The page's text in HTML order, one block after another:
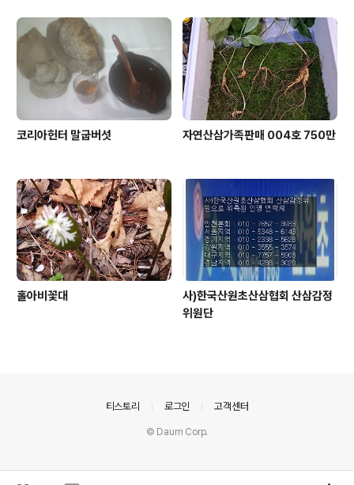
코리아헌터 말굽버섯 자연산삼가족판매 004호 750만
홀아비꽃대
사)한국산원초산삼협회 산삼감정
위원단
티스토리 로그인 고객센터
© Daum Corp.